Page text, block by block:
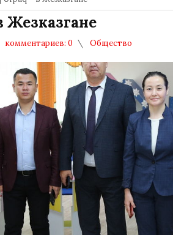
Жезказгане
комментариев: 0 Общество